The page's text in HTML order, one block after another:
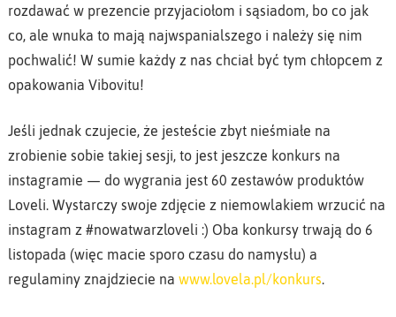
rozdawać w prezencie przyjaciołom i sąsiadom, bo co jak
co, ale wnuka to mają najwspanialszego i należy się nim
pochwalić! W sumie każdy z nas chciał być tym chłopcem z
opakowania Vibovitu!
Jeśli jednak czujecie, że jesteście zbyt nieśmiałe na
zrobienie sobie takiej sesji, to jest jeszcze konkurs na
instagramie — do wygrania jest 60 zestawów produktów
Loveli. Wystarczy swoje zdjęcie z niemowlakiem wrzucić na
instagram z #nowatwarzloveli :) Oba konkursy trwają do 6
listopada (więc macie sporo czasu do namysłu) a
regulaminy znajdziecie na www.lovela.pl/konkurs.